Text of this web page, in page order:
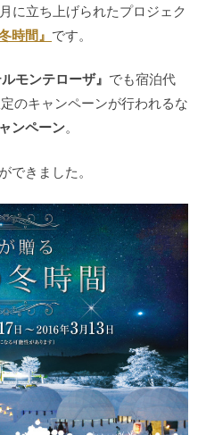
に立ち上げられたプロジェク
時間』 です。
ルモンテローザ』 でも宿泊代
のキャンペーンが行われるな
ンペーン。
できました。